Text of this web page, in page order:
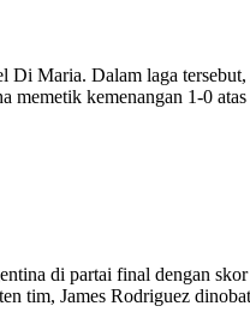
Maria. Dalam laga
kemenangan 1-0
di partai final dengan
tim, James Rodriguez